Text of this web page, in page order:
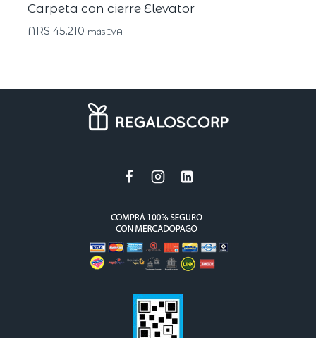
Carpeta con cierre Elevator
ARS 45.210 más IVA